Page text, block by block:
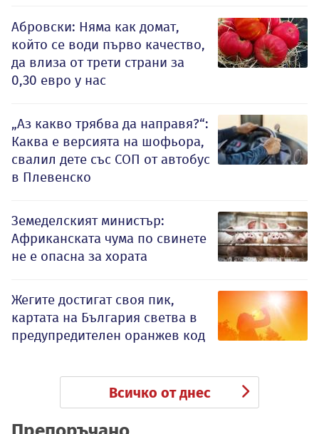
Абровски: Няма как домат,
който се води първо качество,
да влиза от трети страни за
0,30 евро у нас
„Аз какво трябва да направя?“:
Каква е версията на шофьора,
свалил дете със СОП от автобус
в Плевенско
Земеделският министър:
Африканската чума по свинете
не е опасна за хората
Жегите достигат своя пик,
картата на България светва в
предупредителен оранжев код
Всичко от днес